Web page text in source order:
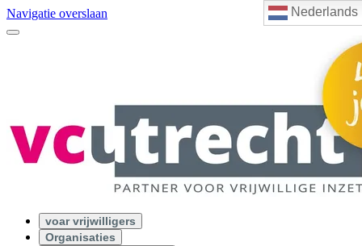
Nederlands
Navigatie overslaan
voar vrijwilligers
Organisaties